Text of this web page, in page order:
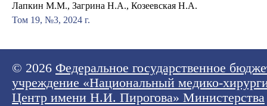
Лапкин М.М., Загрина Н.А., Козеевская Н.А.
Том 19, №3, 2024 г.
© 2026 Федеральное государственное
учреждение «Национальный медико-
Центр имени Н.И. Пирогова» Министерства